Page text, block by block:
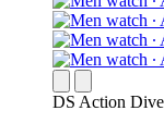
DS Action